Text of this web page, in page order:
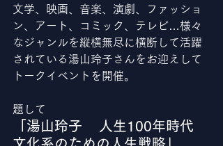
文学、映画、音楽、演劇、ファッショ
ン、アート、コミック、テレビ…様々
なジャンルを縦横無尽に横断して活躍
されている湯山玲子さんをお迎えして
トークイベントを開催。
題して
「湯山玲子    人生100年時代
文化系のための人生戦略」